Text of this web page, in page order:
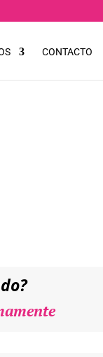
CONTACTO